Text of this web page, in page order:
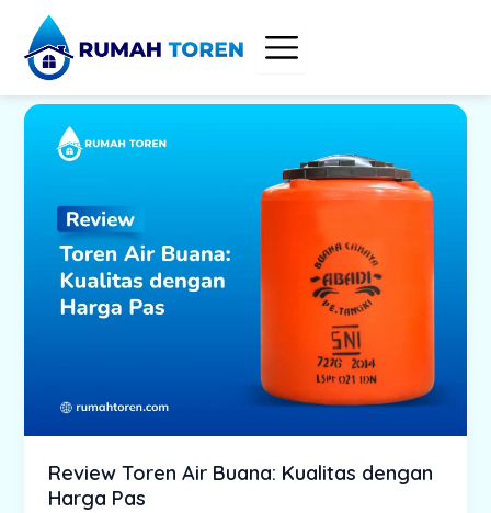
content
Review Toren Air Buana: Kualitas dengan
Harga Pas